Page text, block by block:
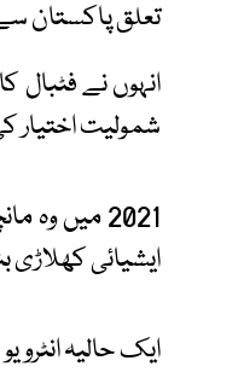
تعلق پاکستان
انہوں نے فٹبال
شمولیت اختیار
2021 میں
ایشیائی کھلاڑی
ایک حالیہ